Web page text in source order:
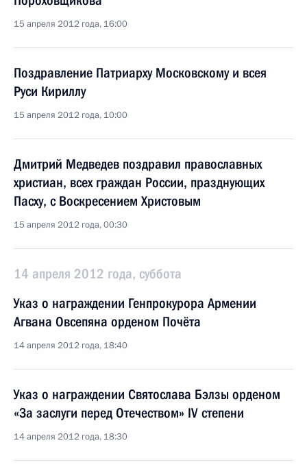
15 апреля 2012 года, 16:00
Поздравление Патриарху Московскому и всея
Руси Кириллу
15 апреля 2012 года, 10:00
Дмитрий Медведев поздравил православных
христиан, всех граждан России, празднующих
Пасху, с Воскресением Христовым
15 апреля 2012 года, 00:30
14 апреля 2012 года, суббота
Указ о награждении Генпрокурора Армении
Агвана Овсепяна орденом Почёта
14 апреля 2012 года, 18:40
Указ о награждении Святослава Бэлзы орденом
«За заслуги перед Отечеством» IV степени
14 апреля 2012 года, 18:30